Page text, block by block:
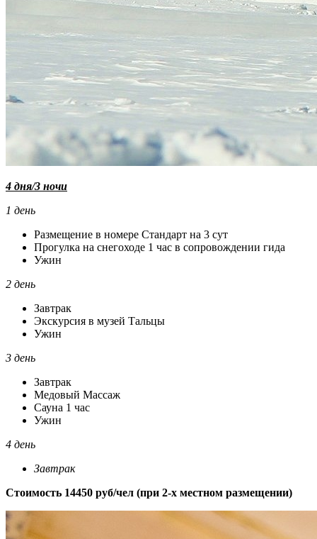
4 дня/3 ночи
1 день
Размещение в номере Стандарт на 3 сут
Прогулка на снегоходе 1 час в сопровождении гида
Ужин
2 день
Завтрак
Экскурсия в музей Тальцы
Ужин
3 день
Завтрак
Медовый Массаж
Сауна 1 час
Ужин
4 день
Завтрак
Стоимость 14450 руб/чел (при 2-х местном размещении)